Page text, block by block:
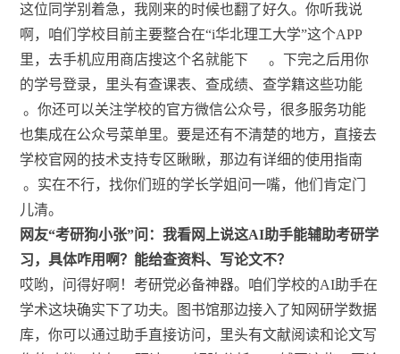
这位同学别着急，我刚来的时候也翻了好久。你听我说
啊，咱们学校目前主要整合在“i华北理工大学”这个APP
里，去手机应用商店搜这个名就能下
。下完之后用你
的学号登录，里头有查课表、查成绩、查学籍这些功能
。你还可以关注学校的官方微信公众号，很多服务功能
也集成在公众号菜单里。要是还有不清楚的地方，直接去
学校官网的技术支持专区瞅瞅，那边有详细的使用指南
。实在不行，找你们班的学长学姐问一嘴，他们肯定门
儿清。
网友“考研狗小张”问：我看网上说这AI助手能辅助考研学
习，具体咋用啊？能给查资料、写论文不？
哎哟，问得好啊！考研党必备神器。咱们学校的AI助手在
学术这块确实下了功夫。图书馆那边接入了知网研学数据
库，你可以通过助手直接访问，里头有文献阅读和论文写